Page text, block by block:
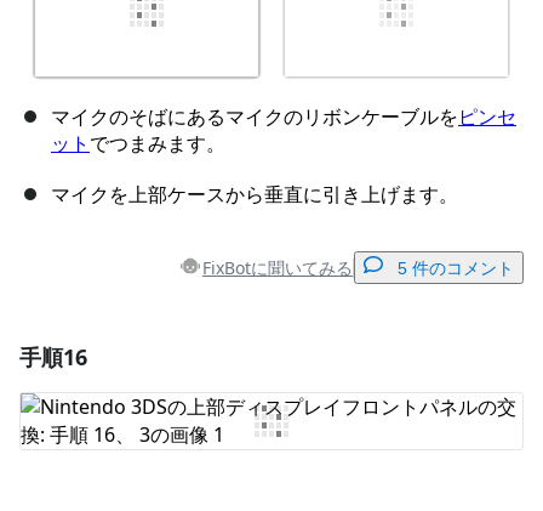
マイクのそばにあるマイクのリボンケーブルをピンセ
ット でつまみます。
マイクを上部ケースから垂直に引き上げます。
FixBotに聞いてみる 5 件のコメント
コメントを追加
手順16